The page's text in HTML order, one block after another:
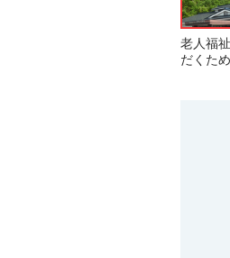
老人福
だくた